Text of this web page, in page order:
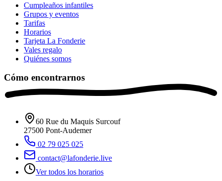
Cumpleaños infantiles
Grupos y eventos
Tarifas
Horarios
Tarjeta La Fonderie
Vales regalo
Quiénes somos
Cómo encontrarnos
60 Rue du Maquis Surcouf
27500 Pont-Audemer
02 79 025 025
contact@lafonderie.live
Ver todos los horarios